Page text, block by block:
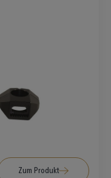
Zum Produkt